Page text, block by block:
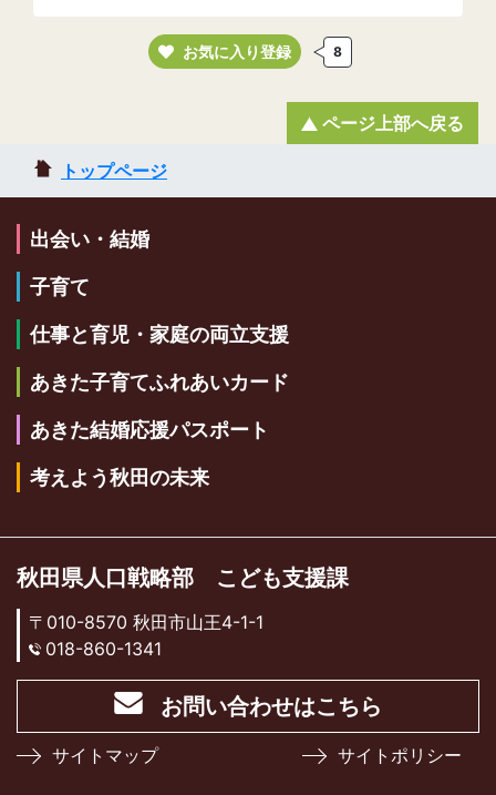
お気に入り登録 8
トップページ
ページ上部へ戻る
出会い・結婚
子育て
仕事と育児・家庭の両立支援
あきた子育てふれあいカード
あきた結婚応援パスポート
考えよう秋田の未来
秋田県人口戦略部 こども支援課
〒010-8570 秋田市山王4-1-1
018-860-1341
お問い合わせはこちら
サイトマップ サイトポリシー